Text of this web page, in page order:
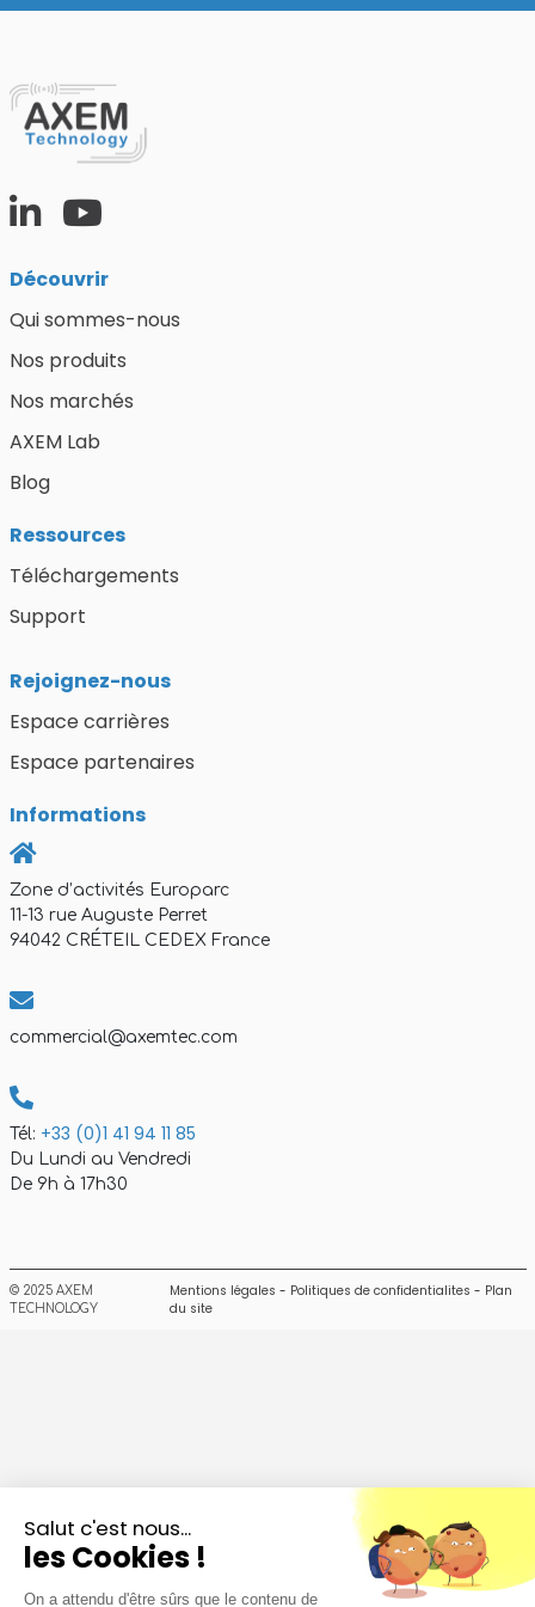
Découvrir
Qui sommes-nous
Nos produits
Nos marchés
AXEM Lab
Blog
Ressources
Téléchargements
Support
Rejoignez-nous
Espace carrières
Espace partenaires
Informations
Zone d’activités Europarc
11-13 rue Auguste Perret
94042 CRÉTEIL CEDEX France
commercial@axemtec.com
Tél: +33 (0)1 41 94 11 85
Du Lundi au Vendredi
De 9h à 17h30
© 2025 AXEM
TECHNOLOGY
Mentions légales - Politiques de confidentialites - Plan
du site
Salut c'est nous...
les Cookies !
On a attendu d'être sûrs que le contenu de